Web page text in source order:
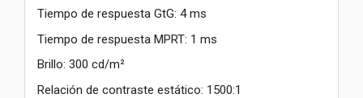
Tiempo de respuesta GtG: 4 ms
Tiempo de respuesta MPRT: 1 ms
Brillo: 300 cd/m²
Relación de contraste estático: 1500:1